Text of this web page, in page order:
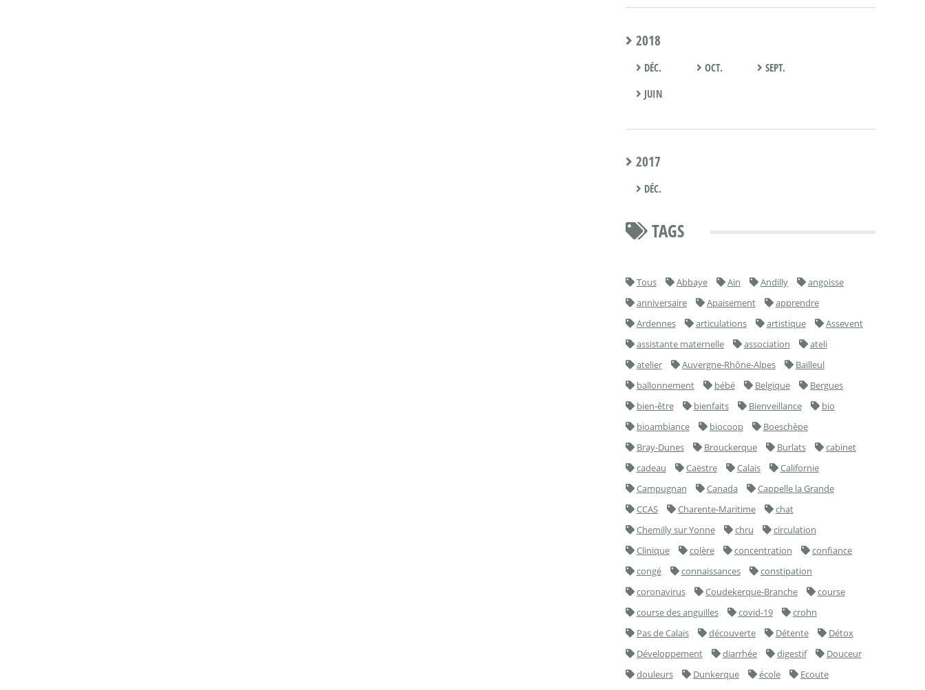
2018
DÉC. OCT.
SEPT.
JUIN
2017
DÉC.
TAGS
Tous Abbaye Ain Andilly
angoisse
anniversaire
Apaisement
apprendre
Ardennes
articulations artistique
Assevent
assistante maternelle
association
ateli
atelier
Auvergne-Rhône-Alpes
Bailleul
ballonnement
bébé Belgique
Bergues
bien-être
bienfaits Bienveillance
bio
bioambiance
biocoop
Boeschèpe
Bray-Dunes
Brouckerque Burlats
cabinet
cadeau
Caëstre Calais
Californie
Campugnan
Canada
Cappelle la Grande
CCAS
Charente-Maritime
chat
Chemilly sur Yonne
chru
circulation
Clinique
colère concentration
confiance
congé
connaissances
constipation
coronavirus
Coudekerque-Branche
course
course des anguilles
covid-19
crohn
Pas de Calais
découverte Détente
Détox
Développement
diarrhée digestif
Douceur
douleurs
Dunkerque école
Ecoute